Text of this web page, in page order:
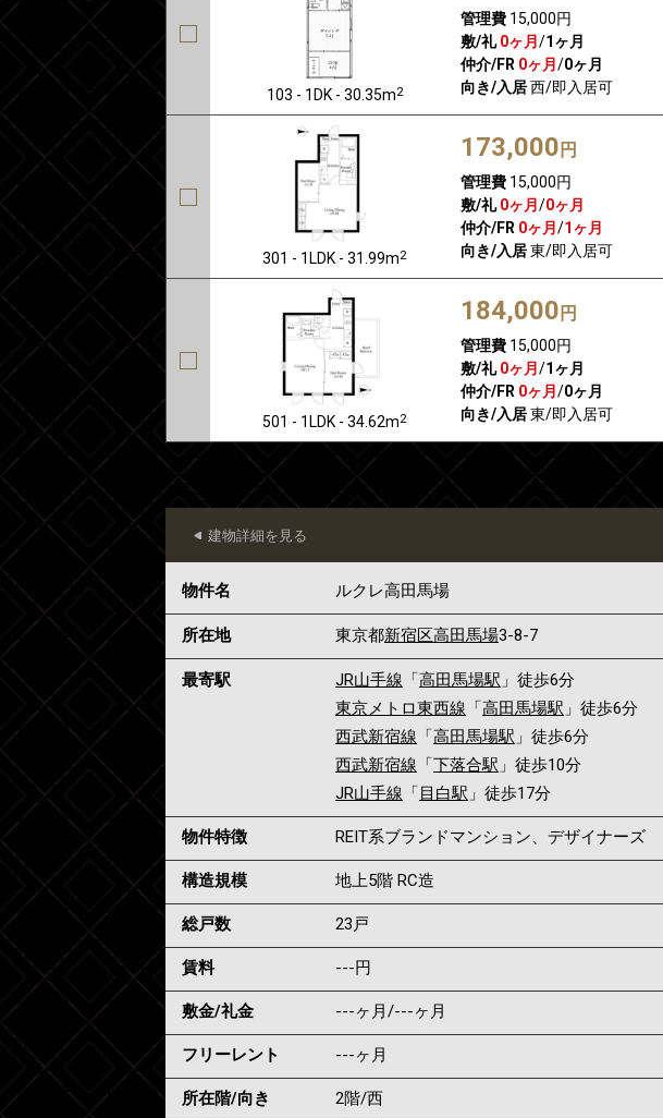
103 - 1DK - 30.35m2
管理費15,000円
敷/礼 0ヶ月 /1ヶ月
仲介/FR 0ヶ月 /0ヶ月
向き/入居西/即入居可
301 - 1LDK - 31.99m2
173,000 円
管理費15,000円
敷/礼 0ヶ月 /0ヶ月
仲介/FR 0ヶ月 /1ヶ月
向き/入居東/即入居可
501 - 1LDK - 34.62m2
184,000 円
管理費15,000円
敷/礼 0ヶ月 /1ヶ月
仲介/FR 0ヶ月 /0ヶ月
向き/入居東/即入居可
建物詳細を見る
物件名 ルクレ高田馬場
所在地 東京都新宿区高田馬場3-8-7
最寄駅 JR山手線 「高田馬場駅 」徒歩6分
東京メトロ東西線 「高田馬場駅 」徒歩6分
西武新宿線 「高田馬場駅 」徒歩6分
西武新宿線 「下落合駅 」徒歩10分
JR山手線 「目白駅 」徒歩17分
物件特徴 REIT系ブランドマンション、デザイナーズ
構造規模 地上5階 RC造
総戸数 23戸
賃料 ---円
敷金/礼金 ---ヶ月/---ヶ月
フリーレント ---ヶ月
所在階/向き 2階/西